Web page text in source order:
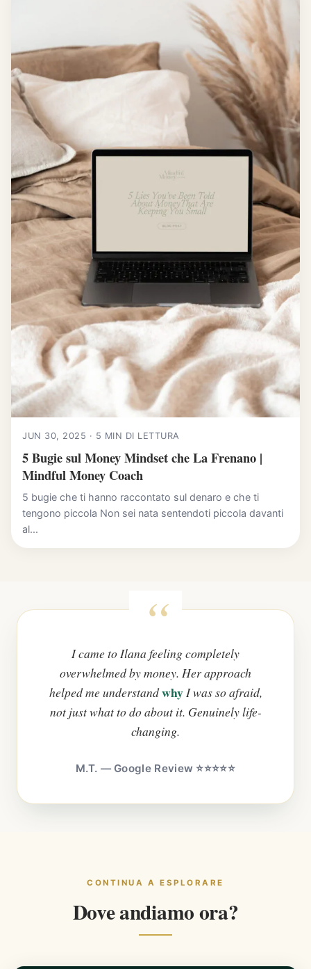
JUN 30, 2025 · 5 MIN DI LETTURA
5 Bugie sul Money Mindset che La Frenano |
Mindful Money Coach
5 bugie che ti hanno raccontato sul denaro e che ti
tengono piccola Non sei nata sentendoti piccola davanti
al...
I came to Ilana feeling completely
overwhelmed by money. Her approach
helped me understandwhyI was so afraid,
not just what to do about it. Genuinely life-
changing.
M.T. — Google Review ⭐⭐⭐⭐⭐
CONTINUA A ESPLORARE
Dove andiamo ora?